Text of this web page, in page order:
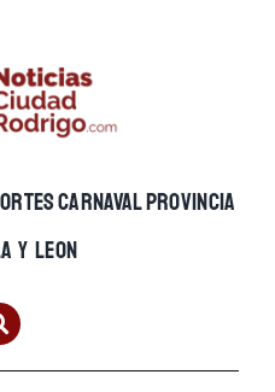
CARNAVALPROVINCIA
Y LEON